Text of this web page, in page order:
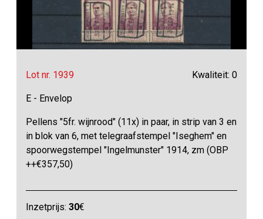
Lot nr. 1939 Kwaliteit: 0
E - Envelop
Pellens "5fr. wijnrood" (11x) in paar, in strip van 3 en
in blok van 6, met telegraafstempel "Iseghem" en
spoorwegstempel "Ingelmunster" 1914, zm (OBP
++€357,50)
Inzetprijs:30€